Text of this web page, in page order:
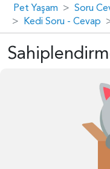
Pet Yaşam Soru
Kedi Soru - Cevap